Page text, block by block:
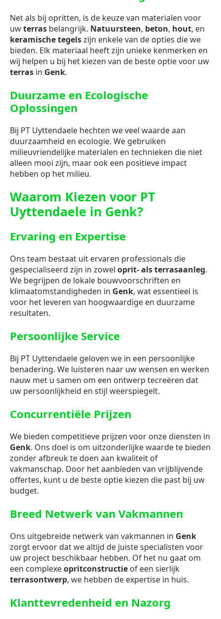
Net als bij opritten, is de keuze van materialen voor
uwterras belangrijk. Natuursteen, beton, hout, en
keramische tegelszijn enkele van de opties die we
bieden. Elk materiaal heeft zijn unieke kenmerken en
wij helpen u bij het kiezen van de beste optie voor uw
terras in Genk.
Duurzame en Ecologische
Oplossingen
Bij PT Uyttendaele hechten we veel waarde aan
duurzaamheid en ecologie. We gebruiken
milieuvriendelijke materialen en technieken die niet
alleen mooi zijn, maar ook een positieve impact
hebben op het milieu.
Waarom Kiezen voor PT
Uyttendaele in Genk?
Ervaring en Expertise
Ons team bestaat uit ervaren professionals die
gespecialiseerd zijn in zowel oprit- als terrasaanleg.
We begrijpen de lokale bouwvoorschriften en
klimaatomstandigheden in Genk, wat essentieel is
voor het leveren van hoogwaardige en duurzame
resultaten.
Persoonlijke Service
Bij PT Uyttendaele geloven we in een persoonlijke
benadering. We luisteren naar uw wensen en werken
nauw met u samen om een ontwerp tecreëren dat
uw persoonlijkheid en stijl weerspiegelt.
Concurrentiële Prijzen
We bieden competitieve prijzen voor onze diensten in
Genk. Ons doel is om uitzonderlijke waarde te bieden
zonder afbreuk te doen aan kwaliteit of
vakmanschap. Door het aanbieden van vrijblijvende
offertes, kunt u de beste optie kiezen die past bij uw
budget.
Breed Netwerk van Vakmannen
Ons uitgebreide netwerk van vakmannen in Genk
zorgt ervoor dat we altijd de juiste specialisten voor
uw project beschikbaar hebben. Of het nu gaat om
een complexeopritconstructie of een sierlijk
terrasontwerp, we hebben de expertise in huis.
Klanttevredenheid en Nazorg